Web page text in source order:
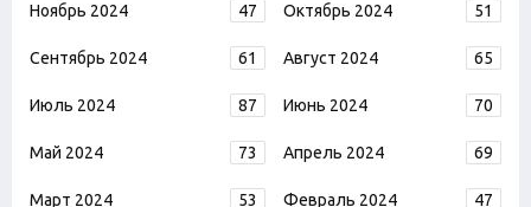
Ноябрь 2024 47 Октябрь 2024 51
Сентябрь 2024 61 Август 2024 65
Июль 2024 87 Июнь 2024 70
Май 2024 73 Апрель 2024 69
Март 2024 53 Февраль 2024 47